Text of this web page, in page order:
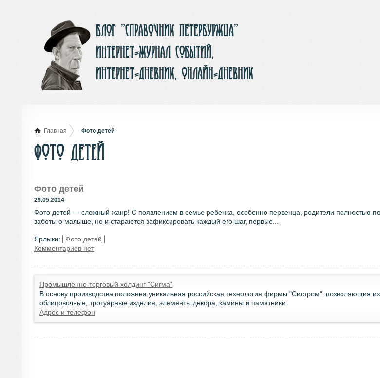
Блог ”Справочник Петербуржца”
интернет-журнал событий,
интернет-дневник, онлайн-дневник
Главная Фото детей
Фото детей
Фото детей
26.05.2014
Фото детей — сложный жанр! С появлением в семье ребенка, особенно первенца, родители полностью
заботы о малыше, но и стараются зафиксировать каждый его шаг, первые...
Ярлыки:
Фото детей
Комментариев нет
Промышленно-торговый холдинг "Сигма"
В основу производства положена уникальная российская технология фирмы "Систром", позволяющия
облицовочные, тротуарные изделия, элементы декора, камины и памятники.
Адрес и телефон